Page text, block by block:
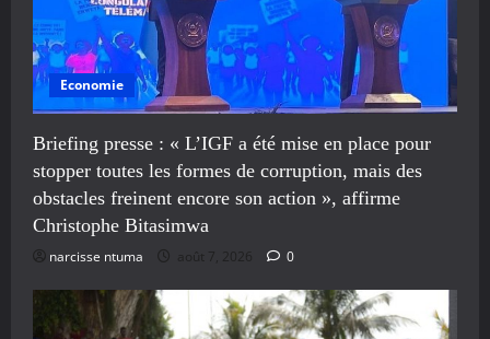
Economie
Briefing presse : « L’IGF a été mise en place pour
stopper toutes les formes de corruption, mais des
obstacles freinent encore son action », affirme
Christophe Bitasimwa
narcisse ntuma août 7, 2026 0